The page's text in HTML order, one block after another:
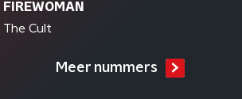
FIREWOMAN
The Cult
Meer nummers